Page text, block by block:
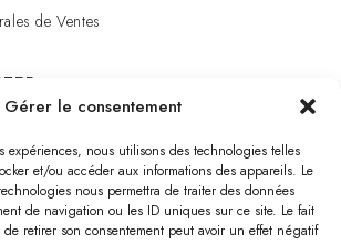
Gérer le consentement
expériences, nous utilisons des technologies telles
et/ou accéder aux informations des appareils. Le
nous permettra de traiter des données
de navigation ou les ID uniques sur ce site. Le fait
retirer son consentement peut avoir un effet négatif
de Ventes
53 64 11
09:00 - 19:00